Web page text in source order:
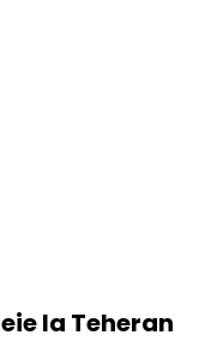
la Teheran